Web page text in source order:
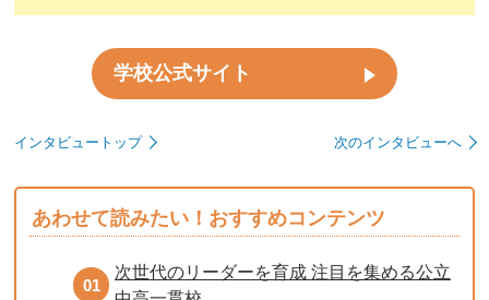
学校公式サイト
インタビュートップ 次のインタビューへ
あわせて読みたい！おすすめコンテンツ
01
次世代のリーダーを育成 注目を集める公立